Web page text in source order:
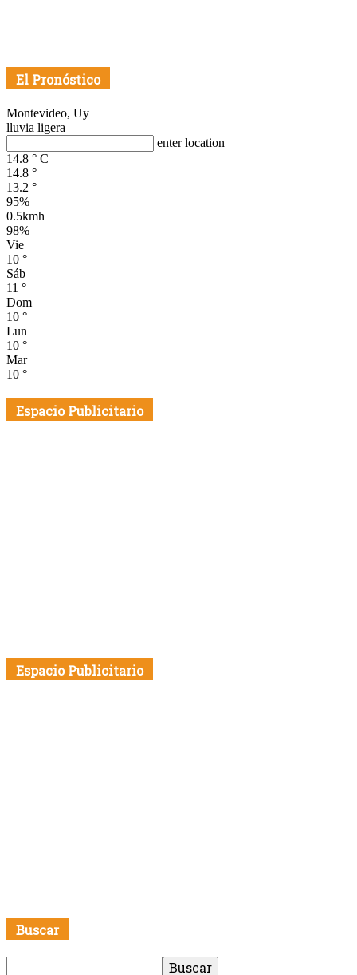
El Pronóstico
Montevideo, Uy
lluvia ligera
enter location
14.8 ° C
14.8 °
13.2 °
95%
0.5kmh
98%
Vie
10 °
Sáb
11 °
Dom
10 °
Lun
10 °
Mar
10 °
Espacio Publicitario
Espacio Publicitario
Buscar